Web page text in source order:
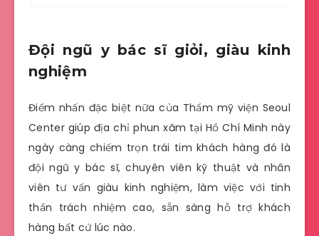
Đội ngũ y bác sĩ giỏi, giàu kinh
nghiệm
Điểm nhấn đặc biệt nữa của Thẩm mỹ viện Seoul
Centergiúp địa chỉ phun xăm tại Hồ Chí Minh này
ngày càng chiếm trọn trái tim khách hàng đó là
đội ngũ y bác sĩ, chuyên viên kỹ thuật và nhân
viên tư vấn giàu kinh nghiệm, làm việc với tinh
thần trách nhiệm cao, sẵn sàng hỗ trợ khách
hàng bất cứ lúc nào.